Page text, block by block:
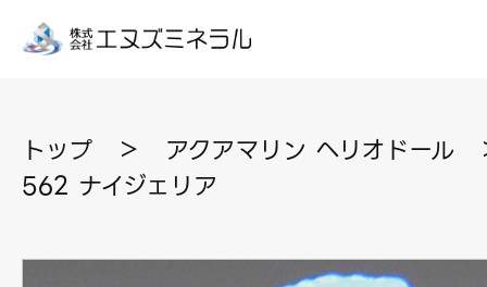
トップ ＞ アクアマリン ヘリオドール
562 ナイジェリア